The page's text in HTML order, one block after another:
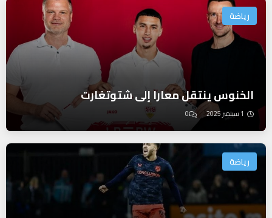
رياضة
الخنوس ينتقل معارا إلى شتوتغارت
1 سبتمبر 2025 0
رياضة